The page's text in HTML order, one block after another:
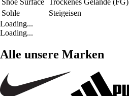
Sohle
Steigeisen
Loading...
Loading...
Alle unsere Marken